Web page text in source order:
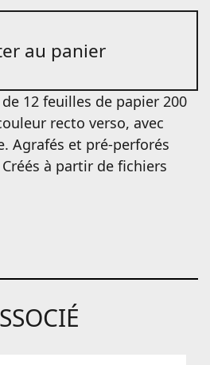
au panier
12 feuilles de papier 200
recto verso, avec
Agrafés et pré-perforés
à partir de fichiers